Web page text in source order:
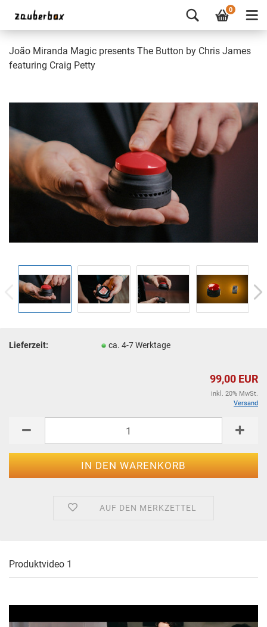
0
João Miranda Magic presents The Button by Chris James
featuring Craig Petty
Lieferzeit: ca. 4-7 Werktage
99,00 EUR
inkl. 20% MwSt.
Versand
AUF DEN MERKZETTEL
Produktvideo 1